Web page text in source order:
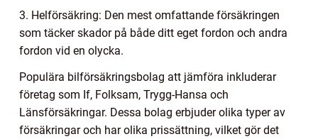
3. Helförsäkring: Den mest omfattande försäkringen
som täcker skador på både ditt eget fordon och andra
fordon vid en olycka.
Populära bilförsäkringsbolag att jämföra inkluderar
företag som If, Folksam, Trygg-Hansa och
Länsförsäkringar. Dessa bolag erbjuder olika typer av
försäkringar och har olika prissättning, vilket gör det